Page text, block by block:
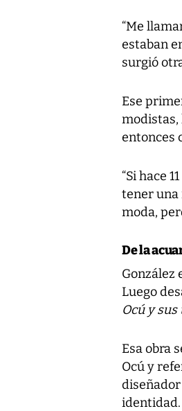
“Me
estaban
surgió
Ese
modistas,
entonces
“Si hace
tener una
moda,
De la
González
Luego
Ocú y
Esa obra
Ocú y
identidad.